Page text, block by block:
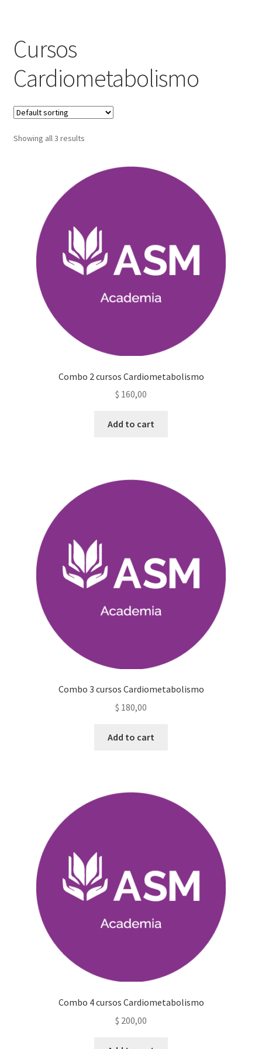
Cursos
Cardiometabolismo
Showing all 3 results
Combo 2 cursos Cardiometabolismo
$ 160,00
Add to cart
Combo 3 cursos Cardiometabolismo
$ 180,00
Add to cart
Combo 4 cursos Cardiometabolismo
$ 200,00